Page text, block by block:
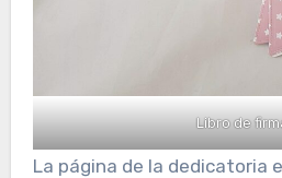
Libro de
La página de la dedicatoria